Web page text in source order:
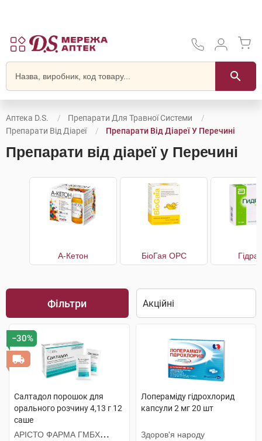
Аптека D.S.
Препарати Для Травної Системи
Препарати Від Діареї
Препарати Від Діареї У Перечині
Препарати від діареї у Перечині
А-Кетон БіоГая ОРС
Фільтри
−30%
Салтадол порошок для
орального розчину 4,13 г 12
саше
АРІСТО ФАРМА ГМБХ
Лопераміду гідрохлорид
капсули 2 мг 20 шт
Здоров'я народу